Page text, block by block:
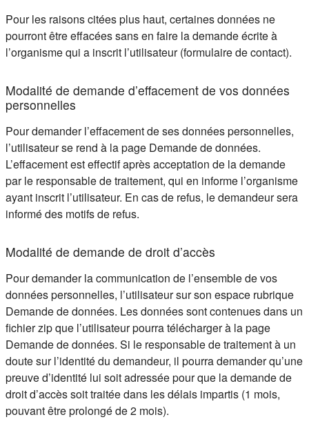
Pour les raisons citées plus haut, certaines données ne
pourront être effacées sans en faire la demande écrite à
l’organisme qui a inscrit l’utilisateur (formulaire de contact).
Modalité de demande d’effacement de vos données
personnelles
Pour demander l’effacement de ses données personnelles,
l’utilisateur se rend à la page Demande de données.
L’effacement est effectif après acceptation de la demande
par le responsable de traitement, qui en informe l’organisme
ayant inscrit l’utilisateur. En cas de refus, le demandeur sera
informé des motifs de refus.
Modalité de demande de droit d’accès
Pour demander la communication de l’ensemble de vos
données personnelles, l’utilisateur sur son espace rubrique
Demande de données. Les données sont contenues dans un
fichier zip que l’utilisateur pourra télécharger à la page
Demande de données. Si le responsable de traitement à un
doute sur l’identité du demandeur, il pourra demander qu’une
preuve d’identité lui soit adressée pour que la demande de
droit d’accès soit traitée dans les délais impartis (1 mois,
pouvant être prolongé de 2 mois).